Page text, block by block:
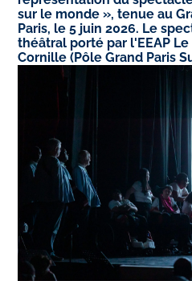
sur le monde », tenue au
Paris, le 5 juin 2026. Le
théâtral porté par l'EEAP Le
Cornille (Pôle Grand Paris